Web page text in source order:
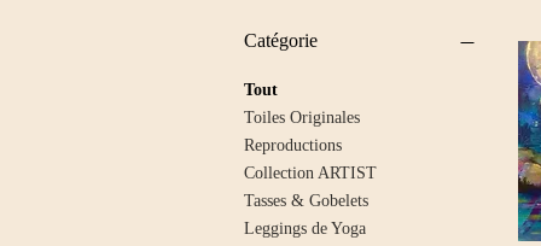
Catégorie
Tout
Toiles Originales
Reproductions
Collection ARTIST
Tasses & Gobelets
Leggings de Yoga